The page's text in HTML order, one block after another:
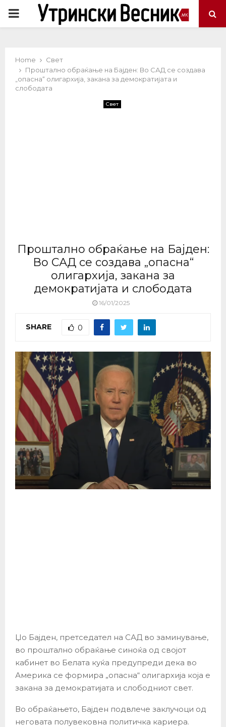
PRIMARY
Home
Свет
Проштално обраќање на Бајден: Во САД се создава
„опасна“ олигархија, закана за демократијата и
слободата
Свет
Проштално обраќање на Бајден:
Во САД се создава „опасна“
олигархија, закана за
демократијата и слободата
16/01/2025
SHARE 0
Џо Бајден, претседател на САД во заминување,
во проштално обраќање синоќа од својот
кабинет во Белата куќа предупреди дека во
Америка се формира „опасна“ олигархија која е
закана за демократијата и слободниот свет.
Во обраќањето, Бајден подвлече заклучоци од
неговата полувековна политичка кариера.